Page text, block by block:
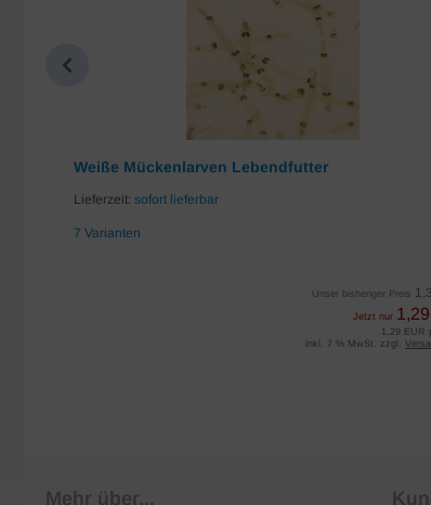
Weiße Mückenlarven Lebendfutter
Lieferzeit: sofort lieferbar
7 Varianten
Unser bisheriger Preis
Jetzt nur
1,29 EUR
inkl. 7 % MwSt. zzgl.
Mehr über...